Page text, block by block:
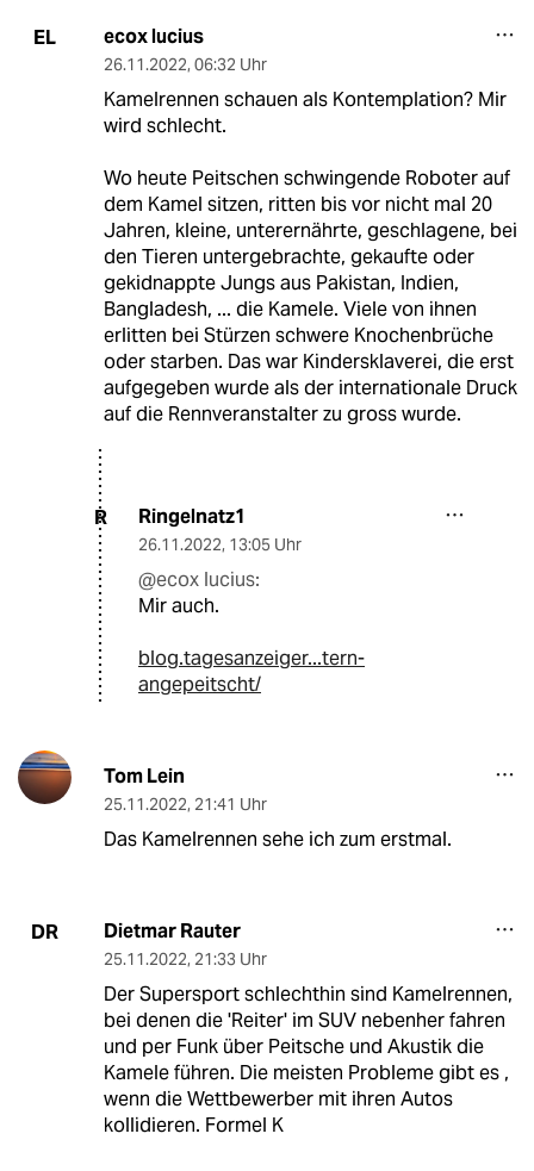
EL ecox lucius
26.11.2022, 06:32 Uhr
Kamelrennen schauen als Kontemplation? Mir
wird schlecht.
Wo heute Peitschen schwingende Roboter auf
dem Kamel sitzen, ritten bis vor nicht mal 20
Jahren, kleine, unterernährte, geschlagene, bei
den Tieren untergebrachte, gekaufte oder
gekidnappte Jungs aus Pakistan, Indien,
Bangladesh, ... die Kamele. Viele von ihnen
erlitten bei Stürzen schwere Knochenbrüche
oder starben. Das war Kindersklaverei, die erst
aufgegeben wurde als der internationale Druck
auf die Rennveranstalter zu gross wurde.
R Ringelnatz1
26.11.2022, 13:05 Uhr
@ecox lucius:
Mir auch.
blog.tagesanzeiger...tern-
angepeitscht/
Tom Lein
25.11.2022, 21:41 Uhr
Das Kamelrennen sehe ich zum erstmal.
DR Dietmar Rauter
25.11.2022, 21:33 Uhr
Der Supersport schlechthin sind Kamelrennen,
bei denen die 'Reiter' im SUV nebenher fahren
und per Funk über Peitsche und Akustik die
Kamele führen. Die meisten Probleme gibt es ,
wenn die Wettbewerber mit ihren Autos
kollidieren. Formel K